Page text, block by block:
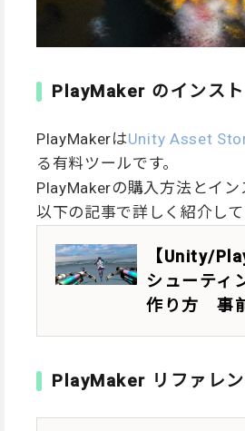
PlayMaker のインス
PlayMakerはUnity Asset
る有料ツールです。
PlayMakerの購入方法とイン
以下の記事で詳しく紹介して
【Unity/
シューティ
作り方 事
PlayMaker リファレ